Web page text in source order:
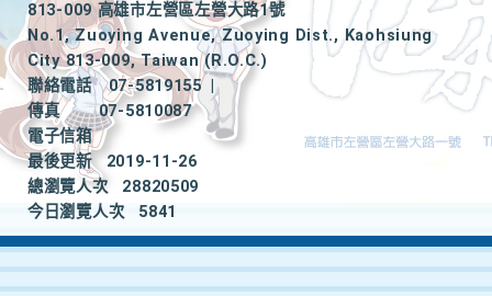
813-009 高雄市左營區左營大路1號
No.1, Zuoying Avenue, Zuoying Dist., Kaohsiung
City 813-009, Taiwan (R.O.C.)
聯絡電話
07-5819155
|
傳真
07-5810087
電子信箱
最後更新
2019-11-26
總瀏覽人次
28820509
今日瀏覽人次
5841